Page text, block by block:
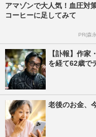
アマゾンで大人気！血圧対
コーヒーに足してみて
PR(森
【訃報】作
を経て62歳で
老後のお金、